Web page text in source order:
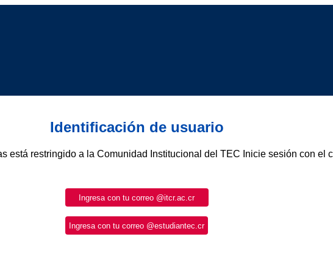
Identificación de usuario
está restringido a la Comunidad Institucional del TEC Inicie sesión con el